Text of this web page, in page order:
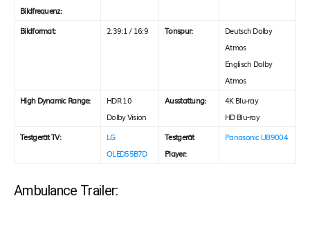
Bildfrequenz:
Bildformat: 2.39:1 / 16:9 Tonspur:
Deutsch Dolby
Atmos
Englisch Dolby
Atmos
High Dynamic Range:
HDR 10
Dolby Vision
Ausstattung:
4K Blu-ray
HD Blu-ray
Testgerät TV:
LG
OLED55B7D
Testgerät
Player:
Panasonic UB9004
Ambulance Trailer: